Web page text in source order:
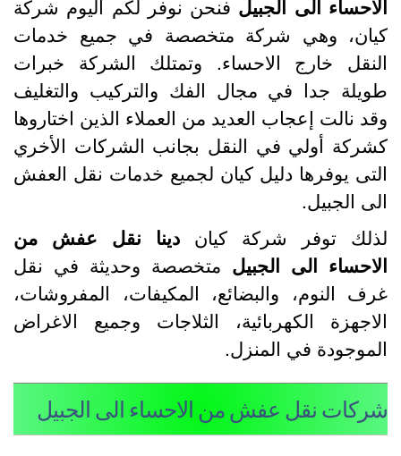
الى الجبيلفنحن نوفر لكم اليوم شركة
وهي شركة متخصصة في جميع خدمات
خارج الاحساء. وتمتلك الشركة خبرات
جدا في مجال الفك والتركيب والتغليف
نالت إعجاب العديد من العملاء الذين اختاروها
أولي في النقل بجانب الشركات الأخري
يوفرها دليل كيان لجميع خدمات نقل العفش
الجبيل.
توفر شركة كياندينا نقل عفش من
الى الجبيلمتخصصة وحديثة في نقل
النوم، والبضائع، المكيفات، المفروشات،
الكهربائية، الثلاجات وجميع الاغراض
في المنزل.
نقل عفش من الاحساء الى الجبيل